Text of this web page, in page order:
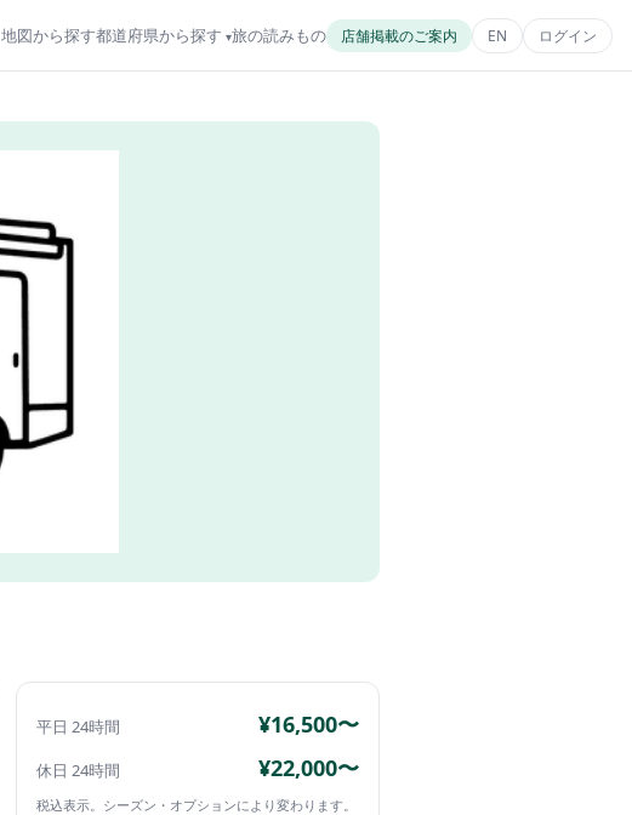
地図から探す都道府県から探す 旅の読みもの 店舗掲載のご案内 EN ログイン
平日 24時間 ¥16,500〜
休日 24時間 ¥22,000〜
税込表示。シーズン・オプションにより変わります。